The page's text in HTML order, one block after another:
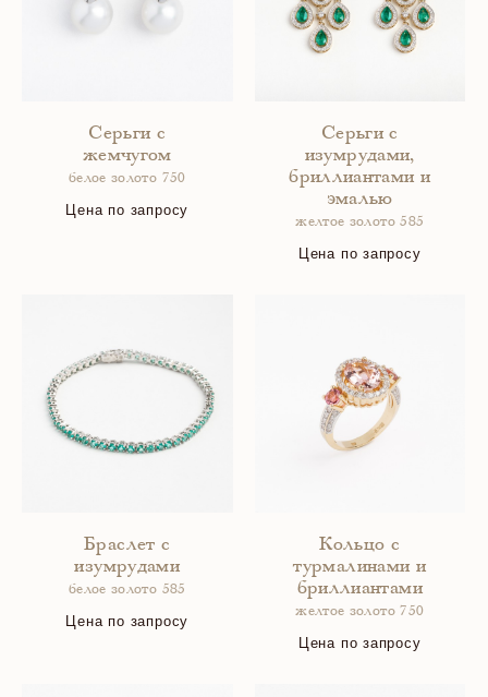
Серьги с
жемчугом
белое золото 750
Цена по запросу
Серьги с
изумрудами,
бриллиантами и
эмалью
желтое золото 585
Цена по запросу
Браслет с
изумрудами
белое золото 585
Цена по запросу
Кольцо с
турмалинами и
бриллиантами
желтое золото 750
Цена по запросу